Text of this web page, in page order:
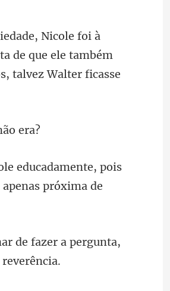
de que ele também
te, pois
de fazer a pergunta,